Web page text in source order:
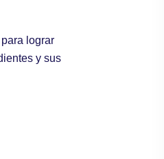
lograr
y sus